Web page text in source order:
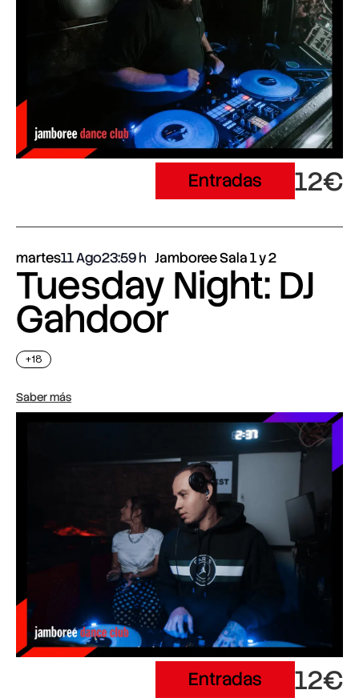
Entradas 12€
martes11 Ago23:59 Jamboree Sala 1 y 2
Tuesday Night: DJ
Gahdoor
+18
Saber más
Entradas 12€